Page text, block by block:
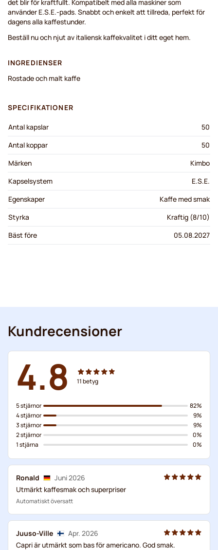
det blir för kraftfullt. Kompatibelt med alla maskiner som
använder E.S.E.-pads. Snabbt och enkelt att tillreda, perfekt för
dagens alla kaffestunder.
Beställ nu och njut av italiensk kaffekvalitet i ditt eget hem.
INGREDIENSER
Rostade och malt kaffe
SPECIFIKATIONER
Antal kapslar
50
Antal koppar
50
Märken
Kimbo
Kapselsystem
E.S.E.
Egenskaper
Kaffe med smak
Styrka
Kraftig (8/10)
Bäst före
05.08.2027
Kundrecensioner
4.8 11betyg
5 stjärnor
4 stjärnor
3 stjärnor
2 stjärnor
1 stjärna
82%
9%
9%
0%
0%
Ronald
Juni 2026
Utmärkt kaffesmak och superpriser
Automatiskt översatt
Juuso-Ville
Apr. 2026
Capri är utmärkt som bas för americano. God smak.